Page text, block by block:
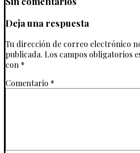
Deja una respuesta
Tu dirección de correo electrónico
publicada. Los campos obligatorios
con *
Comentario *